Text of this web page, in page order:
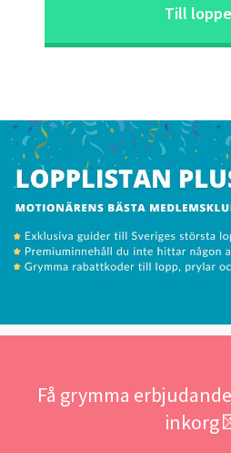
Till
Få grymma
inkorg